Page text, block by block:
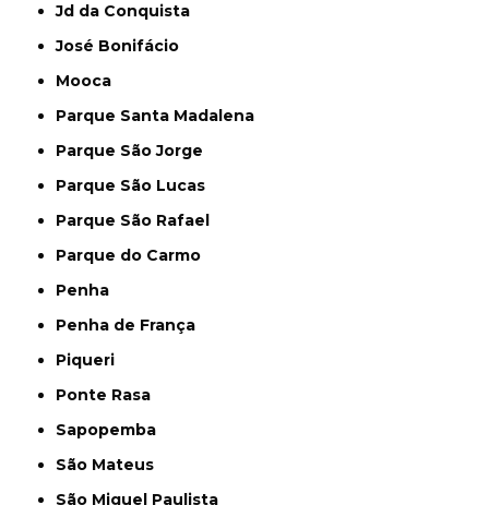
Jd da Conquista
José Bonifácio
Mooca
Parque Santa Madalena
Parque São Jorge
Parque São Lucas
Parque São Rafael
Parque do Carmo
Penha
Penha de França
Piqueri
Ponte Rasa
Sapopemba
São Mateus
São Miguel Paulista